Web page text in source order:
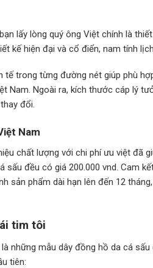
lấy lòng quý ông Việt chính là
kế hiện đại và cổ điển, nam tính
trong từng đường nét giúp phù
Nam. Ngoài ra, kích thước cáp lý
đổi.
Nam
chất lượng với chi phí ưu việt đã
sấu đều có giá 200.000 vnd. Cam
sản phẩm dài hạn lên đến 12
tim tôi
những mẫu dây đồng hồ da cá
tiên: